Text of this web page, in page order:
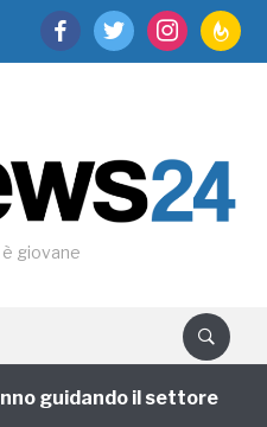
facebooktwitter instagram
giovane
guidando il settore